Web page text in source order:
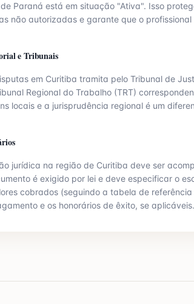
Paraná está em situação "Ativa". Isso
não autorizadas e garante que o
e Tribunais
em Curitiba tramita pelo Tribunal de
Regional do Trabalho (TRT)
locais e a jurisprudência regional é um
jurídica na região de Curitiba deve ser
é exigido por lei e deve especificar o
cobrados (seguindo a tabela de referência
e os honorários de êxito, se aplicáveis.